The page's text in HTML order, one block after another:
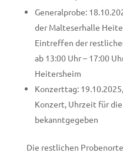
Generalprobe:
der Malteserhalle
Eintreffen der
ab 13:00 Uhr – 17:00
Heitersheim
Konzerttag:
Konzert, Uhrzeit für
bekanntgegeben
Die restlichen